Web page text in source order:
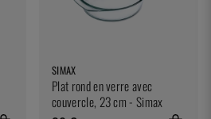
SIMAX
Plat rond en verre avec
couvercle, 23 cm - Simax